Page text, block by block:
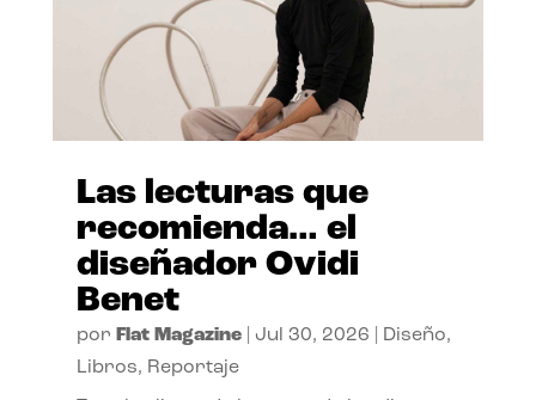
Las lecturas que
recomienda… el
diseñador Ovidi
Benet
por Flat Magazine| Jul 30, 2026 Diseño,
Libros, Reportaje